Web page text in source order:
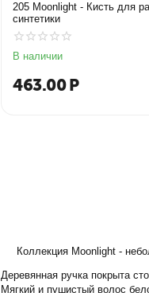
Коллекция Moonlight -
Деревянная ручка покрыта
Мягкий и пушистый волос
205 Moonlight - Кисть для
синтетики
В наличии
463.00Р